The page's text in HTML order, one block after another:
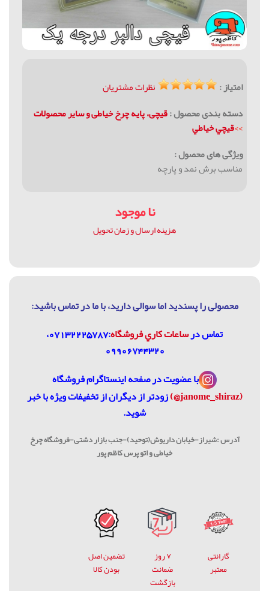
امتیاز :
نظرات مشتریان
دسته بندی محصول :قیچی، پایه چرخ خیاطی و سایر محصولات
>>قيچي خياطي
ویژگی های محصول :
مناسب برش نمد و پارچه
نا موجود
هزینه ارسال و زمان تحویل
محصولی را پسندید اما سوالی دارید، با ما در تماس باشيد:
تماس درساعات كاري فروشگاه
:07132225787،
09906744320
با عضویت درصفحه اینستاگرام فروشگاه
(janome_shiraz@)
زودتر از دیگران از تخفیفات ویژه با خبر
شوید.
آدرس :شیراز-خیابان داریوش(توحید)-جنب بازار دشتی-فروشگاه چرخ
خیاطی و اتو پرس کاظم پور
گارانتی
معتبر
۷ روز
ضمانت
بازگشت
تضمین اصل
بودن کالا